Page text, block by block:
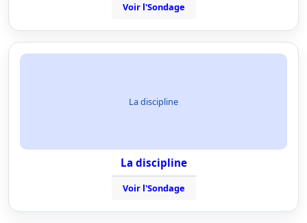
Voir l'Sondage
La discipline
La discipline
Voir l'Sondage